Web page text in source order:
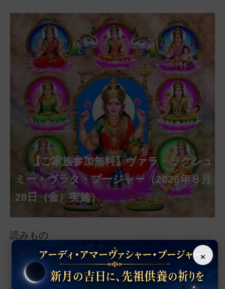
【ご家族参加無料】アーディ・アマー
ヴァシャー・プージャー（2026年８月12
日（水）実施）
【ご家族参加無料】ラクシュミー・ク
ベーラ・マンスリー・プージャー（2026
年８月12日（水）実施）
【ご家族参加無料】ナーガ・パンチャ
ミー・プージャー（2026年８月17日
（月）実施）
【ご家族参加無料】ヴァラ・ラクシュ
ミー・ヴラタ・プージャー（2026年８月
28日（金）実施）
【ご家族参加無料】サンカタハラ・チ
ャトゥルティー・プージャー（2026年８
月31日（月）実施）
【ご家族参加無料】クリシュナ・ジャヤ
ンティー・プージャー（2026年９月４日
（金）実施）
【ご家族参加無料】ガネーシャ・チャ
トゥルティー・プージャー（2026年９月
14日（月）実施）
【ご家族参加無料】マハーラクシュミ
ー・ヴラタ・プージャー（2026年９月19
日（土）実施）
第220回グループ・ホーマ（ナーガ・
パンチャミー、2026年８月17日（月）実
施）
第221回グループ・ホーマ（ガーヤト
リー・ジャヤンティー、2026年８月28日
（金）実施）
アンナダーナ・プロジェクト（食事の奉
仕）
ポストコロナ福祉活動支援募金
読みもの
すべての記事
×